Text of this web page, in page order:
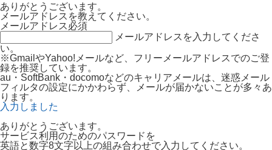
ありがとうございます。
メールアドレスを教えてください。
メールアドレス必須
メールアドレスを入力してくださ
い。
※GmailやYahoo!メールなど、フリーメールアドレスでのご登
録を推奨しています。
au・SoftBank・docomoなどのキャリアメールは、迷惑メール
フィルタの設定にかかわらず、メールが届かないことが多々あ
ります。
入力しました
ありがとうございます。
サービス利用のためのパスワードを
英語と数字8文字以上の組み合わせで入力してください。